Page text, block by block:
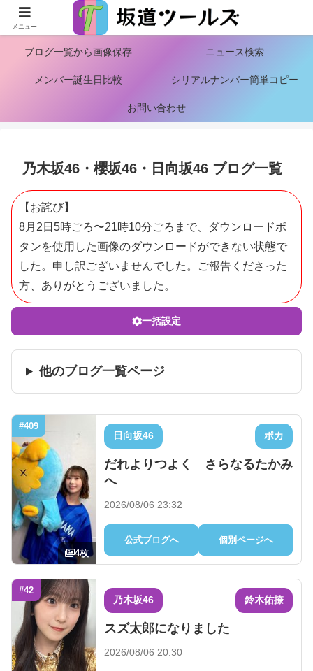
ロケ地情報 ブログ検索から画像保存
ブログ一覧から画像保存 ニュース検索
メンバー誕生日比較 シリアルナンバー簡単コピー
お問い合わせ
乃木坂46・櫻坂46・日向坂46 ブログ一覧
【お詫び】
8月2日5時ごろ〜21時10分ごろまで、ダウンロードボ
タンを使用した画像のダウンロードができない状態で
した。申し訳ございませんでした。ご報告くださった
方、ありがとうございました。
一括設定
他のブログ一覧ページ
#409
4枚
日向坂46 ポカ
だれよりつよく さらなるたかみ
へ
2026/08/06 23:32
公式ブログへ 個別ページへ
#42
乃木坂46 鈴木佑捺
スズ太郎になりました
2026/08/06 20:30
メニュー